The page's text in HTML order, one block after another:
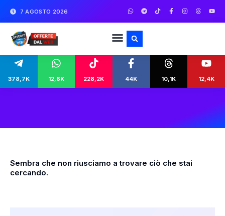
7 AGOSTO 2026
378,7K 12,6K 228,2K 44K 10,1K 12,4K
Sembra che non riusciamo a trovare ciò che stai
cercando.